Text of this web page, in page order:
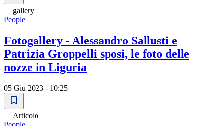
gallery
People
Fotogallery - Alessandro Sallusti e
Patrizia Groppelli sposi, le foto delle
nozze in Liguria
05 Giu 2023 - 10:25
Articolo
People